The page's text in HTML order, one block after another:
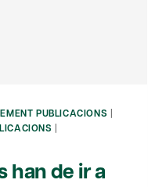
PUBLICACIONS |
|
han de ir a